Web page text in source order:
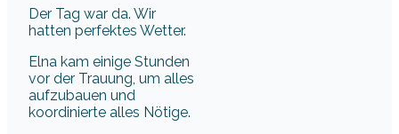
Der Tag war da. Wir
hatten perfektes Wetter.
Elna kam einige Stunden
vor der Trauung, um alles
aufzubauen und
koordinierte alles Nötige.